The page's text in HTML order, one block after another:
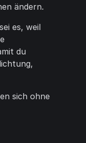
ändern.
es, weil
du
sich ohne